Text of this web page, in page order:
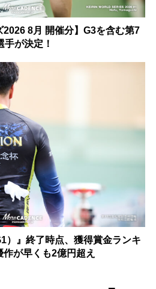
2026 8月 開催分】G3を含む第7
が決定！
）』終了時点、獲得賞金ランキ
が早くも2億円超え